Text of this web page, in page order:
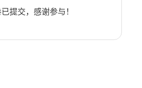
提交，感谢参与！